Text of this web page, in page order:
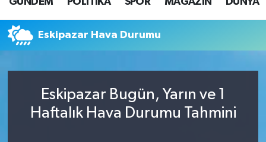
Eskipazar Hava Durumu
Eskipazar Bugün, Yarın ve 1
Haftalık Hava Durumu Tahmini
İstanbul Hava Durumu
İstanbul Namaz Vakitleri
Süper Lig Puan Durumu ve Fikstür